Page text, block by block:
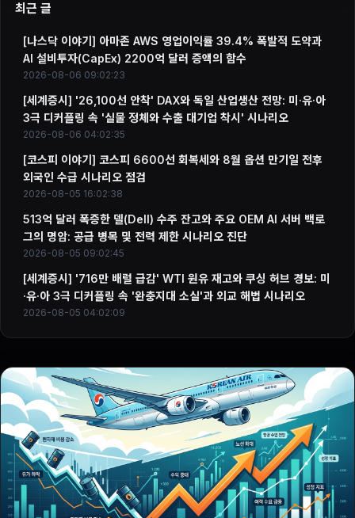
최근 글
[나스닥 이야기] 아마존 AWS 영업이익률 39.4% 폭발적 도약과
AI 설비투자(CapEx) 2200억 달러 증액의 함수
2026-08-06 09:02:23
[세계증시] '26,100선 안착' DAX와 독일 산업생산 전망: 미·유·아
3극 디커플링 속 '실물 정체와 수출 대기업 착시' 시나리오
2026-08-06 04:02:35
[코스피 이야기] 코스피 6600선 회복세와 8월 옵션 만기일 전후
외국인 수급 시나리오 점검
2026-08-05 16:02:38
513억 달러 폭증한 델(Dell) 수주 잔고와 주요 OEM AI 서버 백로
그의 명암: 공급 병목 및 전력 제한 시나리오 진단
2026-08-05 09:02:45
[세계증시] '716만 배럴 급감' WTI 원유 재고와 쿠싱 허브 경보: 미
·유·아 3극 디커플링 속 '완충지대 소실'과 외교 해법 시나리오
2026-08-05 04:02:09